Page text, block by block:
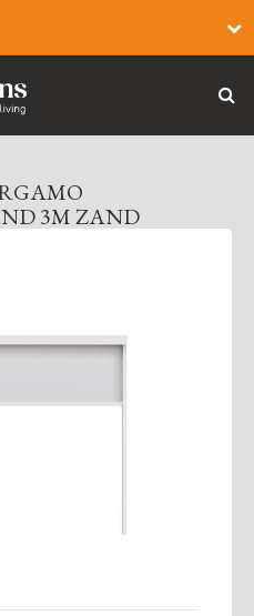
3M ZAND